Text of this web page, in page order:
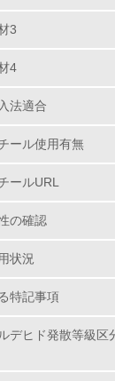
環境取り組み
従業員が環
環境活動に
、キシレン
3
4
法適合
ール使用有無
ールURL
の確認
状況
特記事項
デヒド発散等級区